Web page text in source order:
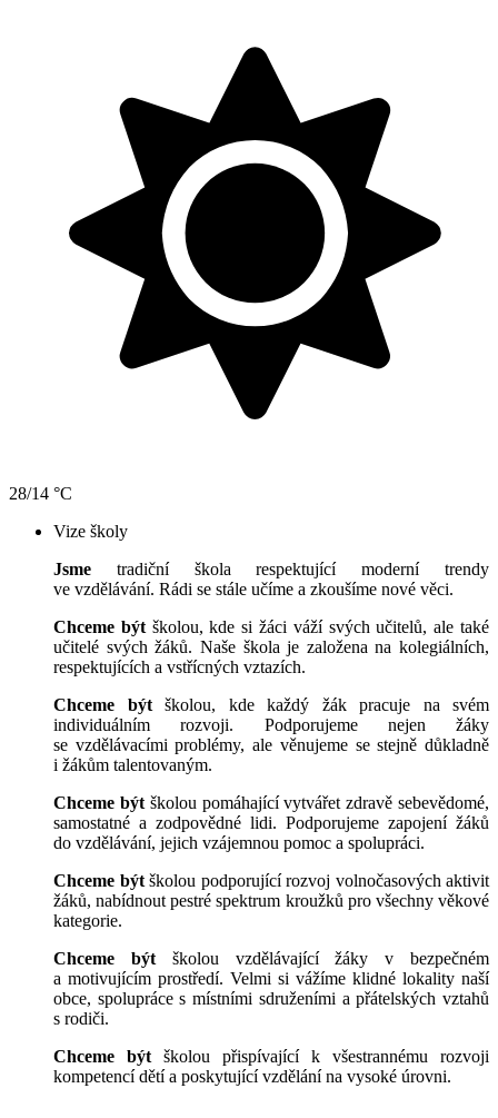
28/14 °C
Vize školy
Jsme tradiční škola respektující moderní trendy
ve vzdělávání. Rádi se stále učíme a zkoušíme nové věci.
Chceme býtškolou, kde si žáci váží svých učitelů, ale také
učitelé svých žáků. Naše škola je založena na kolegiálních,
respektujících a vstřícných vztazích.
Chceme býtškolou, kde každý žák pracuje na svém
individuálním rozvoji. Podporujeme nejen žáky
se vzdělávacími problémy, ale věnujeme se stejně důkladně
i žákům talentovaným.
Chceme býtškolou pomáhající vytvářet zdravě sebevědomé,
samostatné a zodpovědné lidi. Podporujeme zapojení žáků
do vzdělávání, jejich vzájemnou pomoc a spolupráci.
Chceme být školou podporující rozvoj volnočasových aktivit
žáků, nabídnout pestré spektrum kroužků pro všechny věkové
kategorie.
Chceme býtškolou vzdělávající žáky v bezpečném
a motivujícím prostředí. Velmi si vážíme klidné lokality naší
obce, spolupráce s místními sdruženími a přátelských vztahů
s rodiči.
Chceme být školou přispívající k všestrannému rozvoji
kompetencí dětí a poskytující vzdělání na vysoké úrovni.